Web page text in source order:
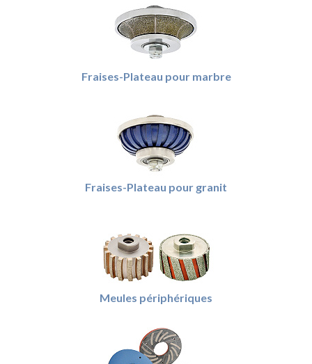
Fraises-Plateau pour marbre
Fraises-Plateau pour granit
Meules périphériques